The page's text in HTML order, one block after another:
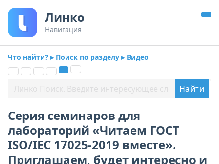
Линко
Навигация
Что найти? ▸ Поиск по разделу ▸ Видео
Серия семинаров для
лабораторий «Читаем ГОСТ
ISO/IEC 17025-2019 вместе».
Приглашаем, будет интересно и